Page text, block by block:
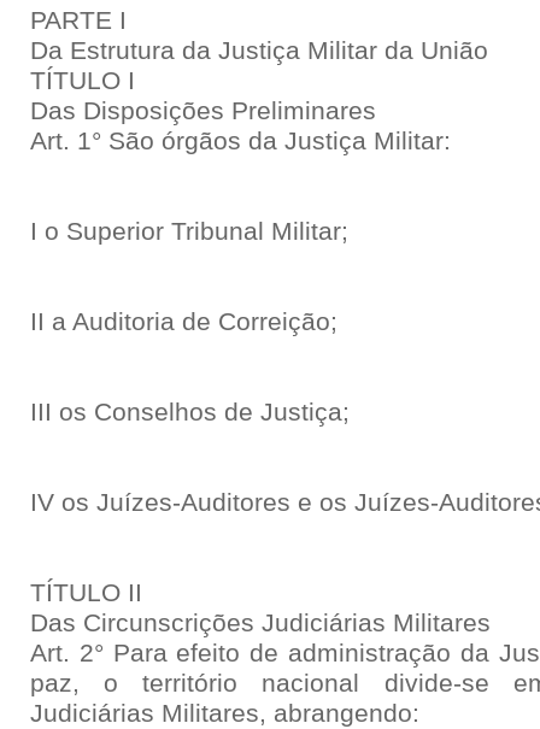
PARTE I
Da Estrutura da Justiça Militar da União
TÍTULO I
Das Disposições Preliminares
Art. 1° São órgãos da Justiça Militar:
I o Superior Tribunal Militar;
II a Auditoria de Correição;
III os Conselhos de Justiça;
IV os Juízes-Auditores e os Juízes-
TÍTULO II
Das Circunscrições Judiciárias Militares
Art. 2° Para efeito de administração da
paz, o território nacional divide-se
Judiciárias Militares, abrangendo: